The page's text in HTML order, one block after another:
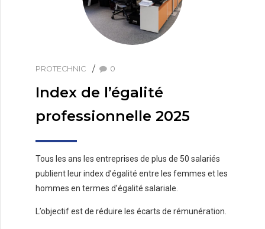
PROTECHNIC 0
Index de l’égalité
professionnelle 2025
Tous les ans les entreprises de plus de 50 salariés
publient leur index d’égalité entre les femmes et les
hommes en termes d’égalité salariale.
L’objectif est de réduire les écarts de rémunération.